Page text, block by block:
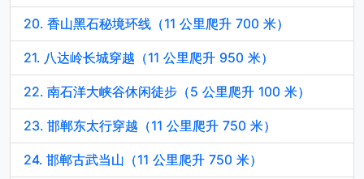
20. 香山黑石秘境环线（11 公里爬升 700 米）
21. 八达岭长城穿越（11 公里爬升 950 米）
22. 南石洋大峡谷休闲徒步（5 公里爬升 100 米）
23. 邯郸东太行穿越（11 公里爬升 750 米）
24. 邯郸古武当山（11 公里爬升 750 米）